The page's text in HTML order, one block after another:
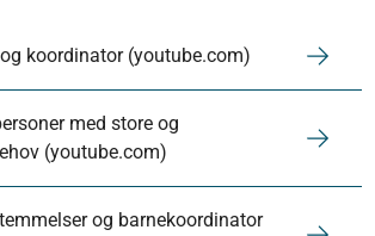
koordinator (youtube.com)
med store og
(youtube.com)
og barnekoordinator